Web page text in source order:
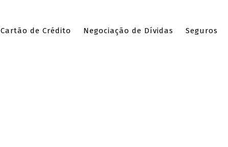
Cartão de Crédito Negociação de Dívidas Seguros